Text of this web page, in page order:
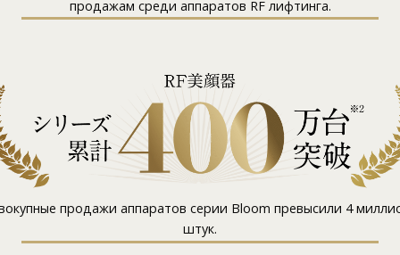
продажам среди аппаратов RF лифтинга.
продажи аппаратов серии Bloom превысили 4
штук.